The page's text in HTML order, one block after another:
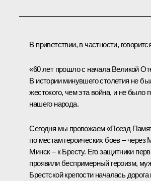
В приветствии, в частности,
«60 лет прошло с начала Великой
В истории минувшего столетия не
жестокого, чем эта война, и не было
нашего народа.
Сегодня мы провожаем «Поезд
по местам героических боев – через
Минск – к Бресту. Его защитники
проявили беспримерный героизм,
Брестской крепости началась